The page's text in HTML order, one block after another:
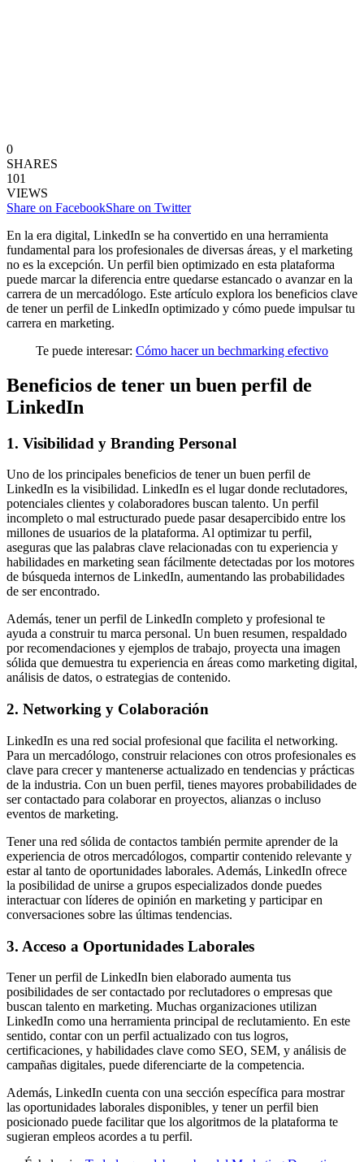
0
SHARES
101
VIEWS
Share on FacebookShare on Twitter
En la era digital, LinkedIn se ha convertido en una herramienta
fundamental para los profesionales de diversas áreas, y el marketing
no es la excepción. Un perfil bien optimizado en esta plataforma
puede marcar la diferencia entre quedarse estancado o avanzar en la
carrera de un mercadólogo. Este artículo explora los beneficios clave
de tener un perfil de LinkedIn optimizado y cómo puede impulsar tu
carrera en marketing.
Te puede interesar: Cómo hacer un bechmarking efectivo
Beneficios de tener un buen perfil de
LinkedIn
1. Visibilidad y Branding Personal
Uno de los principales beneficios de tener un buen perfil de
LinkedIn es la visibilidad. LinkedIn es el lugar donde reclutadores,
potenciales clientes y colaboradores buscan talento. Un perfil
incompleto o mal estructurado puede pasar desapercibido entre los
millones de usuarios de la plataforma. Al optimizar tu perfil,
aseguras que las palabras clave relacionadas con tu experiencia y
habilidades en marketing sean fácilmente detectadas por los motores
de búsqueda internos de LinkedIn, aumentando las probabilidades
de ser encontrado.
Además, tener un perfil de LinkedIn completo y profesional te
ayuda a construir tu marca personal. Un buen resumen, respaldado
por recomendaciones y ejemplos de trabajo, proyecta una imagen
sólida que demuestra tu experiencia en áreas como marketing digital,
análisis de datos, o estrategias de contenido.
2. Networking y Colaboración
LinkedIn es una red social profesional que facilita el networking.
Para un mercadólogo, construir relaciones con otros profesionales es
clave para crecer y mantenerse actualizado en tendencias y prácticas
de la industria. Con un buen perfil, tienes mayores probabilidades de
ser contactado para colaborar en proyectos, alianzas o incluso
eventos de marketing.
Tener una red sólida de contactos también permite aprender de la
experiencia de otros mercadólogos, compartir contenido relevante y
estar al tanto de oportunidades laborales. Además, LinkedIn ofrece
la posibilidad de unirse a grupos especializados donde puedes
interactuar con líderes de opinión en marketing y participar en
conversaciones sobre las últimas tendencias.
3. Acceso a Oportunidades Laborales
Tener un perfil de LinkedIn bien elaborado aumenta tus
posibilidades de ser contactado por reclutadores o empresas que
buscan talento en marketing. Muchas organizaciones utilizan
LinkedIn como una herramienta principal de reclutamiento. En este
sentido, contar con un perfil actualizado con tus logros,
certificaciones, y habilidades clave como SEO, SEM, y análisis de
campañas digitales, puede diferenciarte de la competencia.
Además, LinkedIn cuenta con una sección específica para mostrar
las oportunidades laborales disponibles, y tener un perfil bien
posicionado puede facilitar que los algoritmos de la plataforma te
sugieran empleos acordes a tu perfil.